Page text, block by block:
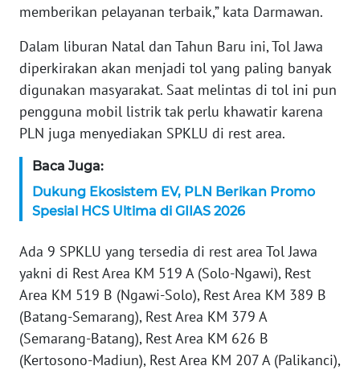
memberikan pelayanan terbaik,” kata Darmawan.
Dalam liburan Natal dan Tahun Baru ini, Tol Jawa
diperkirakan akan menjadi tol yang paling banyak
digunakan masyarakat. Saat melintas di tol ini pun
pengguna mobil listrik tak perlu khawatir karena
PLN juga menyediakan SPKLU di rest area.
Baca Juga:
Dukung Ekosistem EV, PLN Berikan Promo
Spesial HCS Ultima di GIIAS 2026
Ada 9 SPKLU yang tersedia di rest area Tol Jawa
yakni di Rest Area KM 519 A (Solo-Ngawi), Rest
Area KM 519 B (Ngawi-Solo), Rest Area KM 389 B
(Batang-Semarang), Rest Area KM 379 A
(Semarang-Batang), Rest Area KM 626 B
(Kertosono-Madiun), Rest Area KM 207 A (Palikanci),
NTT
WN
KEPRI
WN
PAPUA
WN
PAPUA
WN
RIAU
WN
SERAMBI